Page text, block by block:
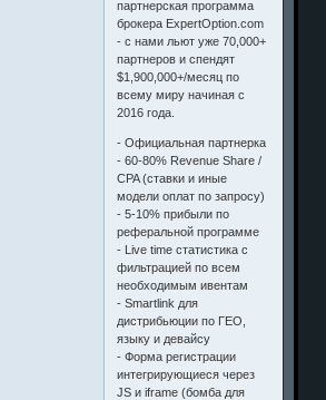
партнерская программа
брокера ExpertOption.com
- с нами льют уже 70,000+
партнеров и спендят
$1,900,000+/месяц по
всему миру начиная с
2016 года.
- Официальная партнерка
- 60-80% Revenue Share /
CPA (ставки и иные
модели оплат по запросу)
- 5-10% прибыли по
реферальной программе
- Live time статистика с
фильтрацией по всем
необходимым ивентам
- Smartlink для
дистрибьюции по ГЕО,
языку и девайсу
- Форма регистрации
интегрирующиеся через
JS и iframe (бомба для